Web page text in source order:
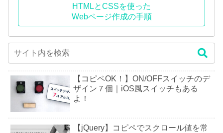
HTMLとCSSを使った
Webページ作成の手順
【コピペOK！】ON/OFFスイッチのデ
ザイン７個｜iOS風スイッチもある
よ！
【jQuery】コピペでスクロール値を常